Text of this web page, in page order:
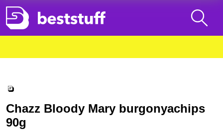
Chazz Bloody Mary burgonyachips
90g